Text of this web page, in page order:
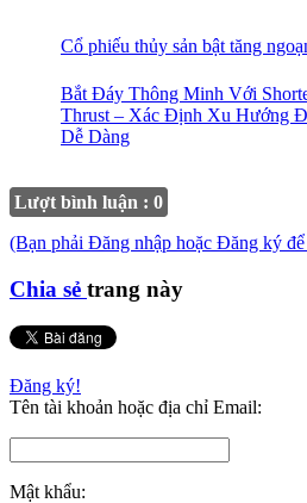
Cổ phiếu thủy sản bật tăng
Bắt Đáy Thông Minh Với
Thrust – Xác Định Xu Hướng
Dễ Dàng
Lượt bình luận : 0
(Bạn phải Đăng nhập hoặc Đăng ký
Chia sẻ trang này
Đăng ký!
Tên tài khoản hoặc địa chỉ Email:
Mật khẩu: